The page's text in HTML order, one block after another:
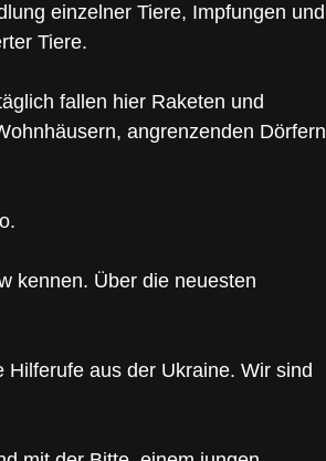
einzelner Tiere, Impfungen und
Tiere.
fallen hier Raketen und
angrenzenden Dörfern
kennen. Über die neuesten
aus der Ukraine. Wir sind